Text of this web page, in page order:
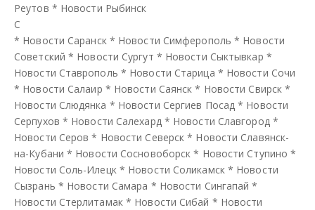
Реутов * Новости Рыбинск
С
* Новости Саранск * Новости Симферополь * Новости
Советский * Новости Сургут * Новости Сыктывкар *
Новости Ставрополь * Новости Старица * Новости Сочи
* Новости Салаир * Новости Саянск * Новости Свирск *
Новости Слюдянка * Новости Сергиев Посад * Новости
Серпухов * Новости Салехард * Новости Славгород *
Новости Серов * Новости Северск * Новости Славянск-
на-Кубани * Новости Сосновоборск * Новости Ступино *
Новости Соль-Илецк * Новости Соликамск * Новости
Сызрань * Новости Самара * Новости Сингапай *
Новости Стерлитамак * Новости Сибай * Новости